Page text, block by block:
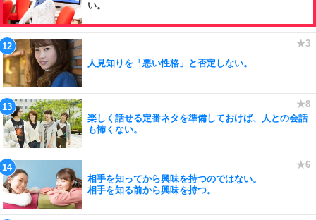
い。
人見知りを「悪い性格」と否定しない。
楽しく話せる定番ネタを準備しておけば、人との会話
も怖くない。
相手を知ってから興味を持つのではない。
相手を知る前から興味を持つ。